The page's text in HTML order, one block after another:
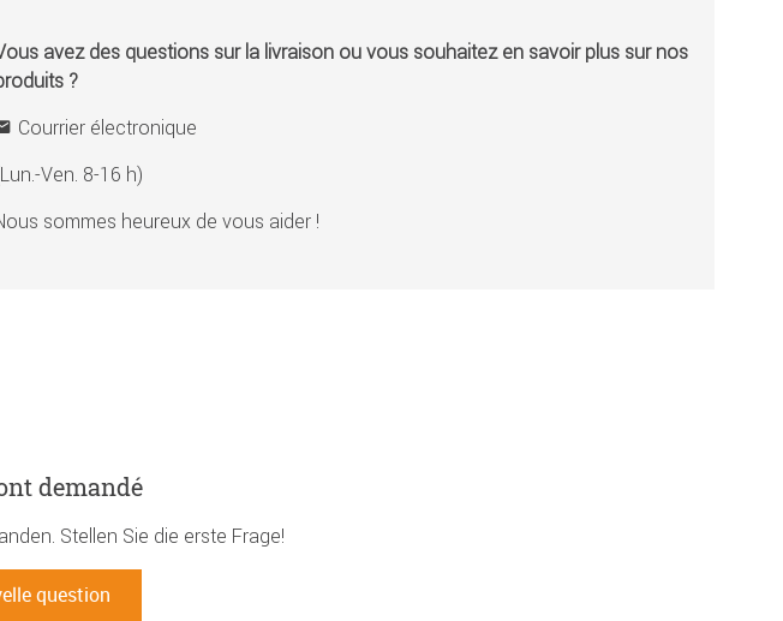
avez des questions sur la livraison ou vous souhaitez en savoir plus sur nos
?
Courrier électronique
Ven. 8-16 h)
sommes heureux de vous aider !
demandé
Stellen Sie die erste Frage!
question